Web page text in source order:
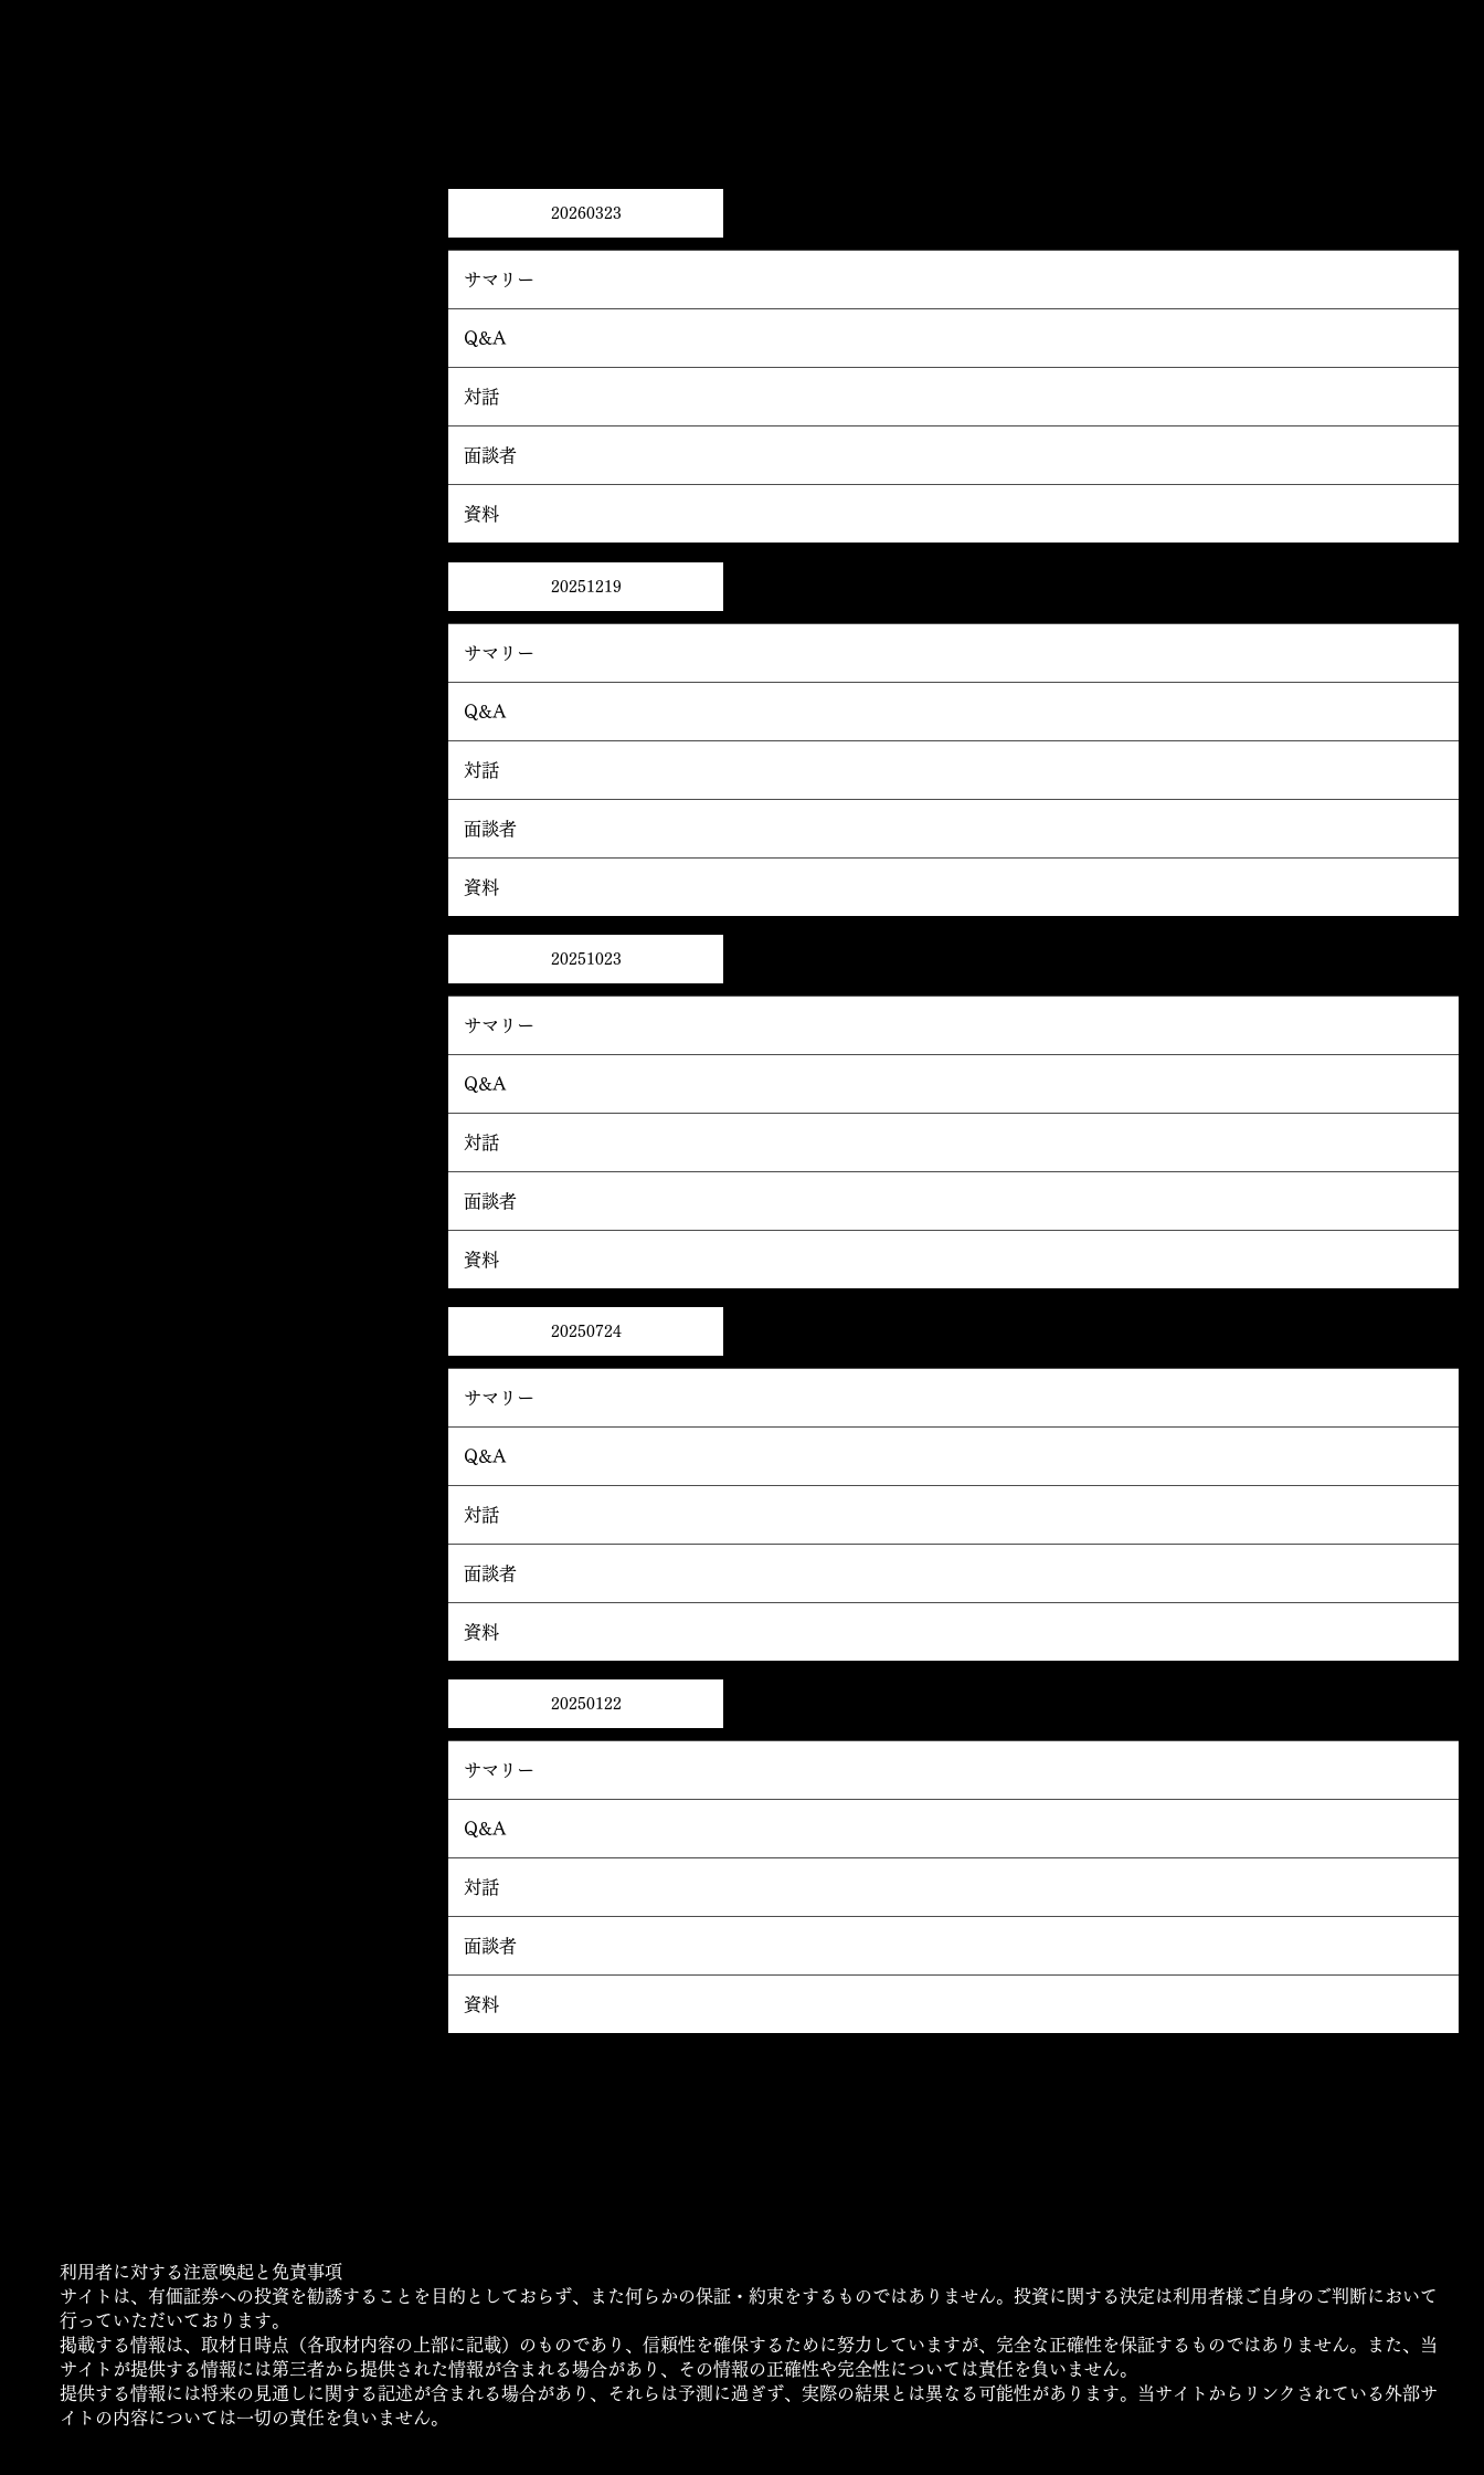
20260323
サマリー
Q&A
対話
面談者
資料
20251219
サマリー
Q&A
対話
面談者
資料
20251023
サマリー
Q&A
対話
面談者
資料
20250724
サマリー
Q&A
対話
面談者
資料
20250122
サマリー
Q&A
対話
面談者
資料
利用者に対する注意喚起と免責事項
サイトは、有価証券への投資を勧誘することを目的としておらず、また何らかの保証・約束をするものではありません。投資に関する決定は利用者様ご自身のご判断において
行っていただいております。
掲載する情報は、取材日時点（各取材内容の上部に記載）のものであり、信頼性を確保するために努力していますが、完全な正確性を保証するものではありません。また、当
サイトが提供する情報には第三者から提供された情報が含まれる場合があり、その情報の正確性や完全性については責任を負いません。
提供する情報には将来の見通しに関する記述が含まれる場合があり、それらは予測に過ぎず、実際の結果とは異なる可能性があります。当サイトからリンクされている外部サ
イトの内容については一切の責任を負いません。